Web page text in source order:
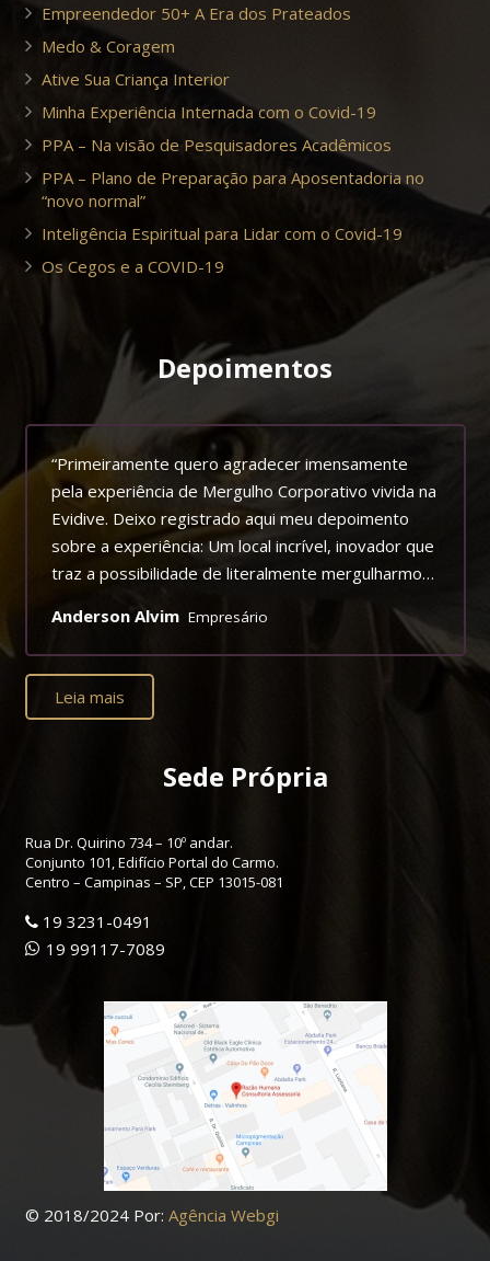
Empreendedor 50+ A Era dos Prateados
Medo & Coragem
Ative Sua Criança Interior
Minha Experiência Internada com o Covid-19
PPA – Na visão de Pesquisadores Acadêmicos
PPA – Plano de Preparação para Aposentadoria no
“novo normal”
Inteligência Espiritual para Lidar com o Covid-19
Os Cegos e a COVID-19
Depoimentos
“Primeiramente quero agradecer imensamente
pela experiência de Mergulho Corporativo vivida na
Evidive. Deixo registrado aqui meu depoimento
sobre a experiência: Um local incrível, inovador que
traz a possibilidade de literalmente mergulharmos
para os participantes uma percepção de nossos
sentidos e sentimentos de forma aguçada, nos
possibilitando perceber, o quão importante é a
comunicação e atenção que devemos ter com
estão a nosso redor convivendo, dividindo e
compartilhando! Além de proporcionar uma
em uma experiência realista com muita beleza e
vida. Mais uma vez a Razão Humana inovando no
parabéns!!!
Conte sempre com a ALVIM&CIA nos projetos da
07/2026
Anderson Alvim Empresário
Leia mais
Sede Própria
Rua Dr. Quirino 734 – 10º andar.
Conjunto 101, Edifício Portal do Carmo.
Centro – Campinas – SP, CEP 13015-081
19 3231-0491
19 99117-7089
© 2018/2024 Por: Agência Webgi